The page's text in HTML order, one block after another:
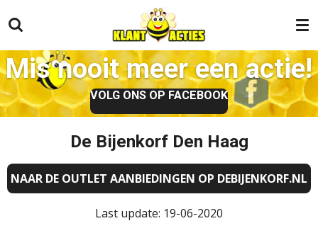
direct
naar
de
hoofdinhoud
Mis nooit meer een actie!
VOLG ONS OP FACEBOOK
De Bijenkorf Den Haag
NAAR DE OUTLET AANBIEDINGEN OP DEBIJENKORF.NL
Last update: 19-06-2020